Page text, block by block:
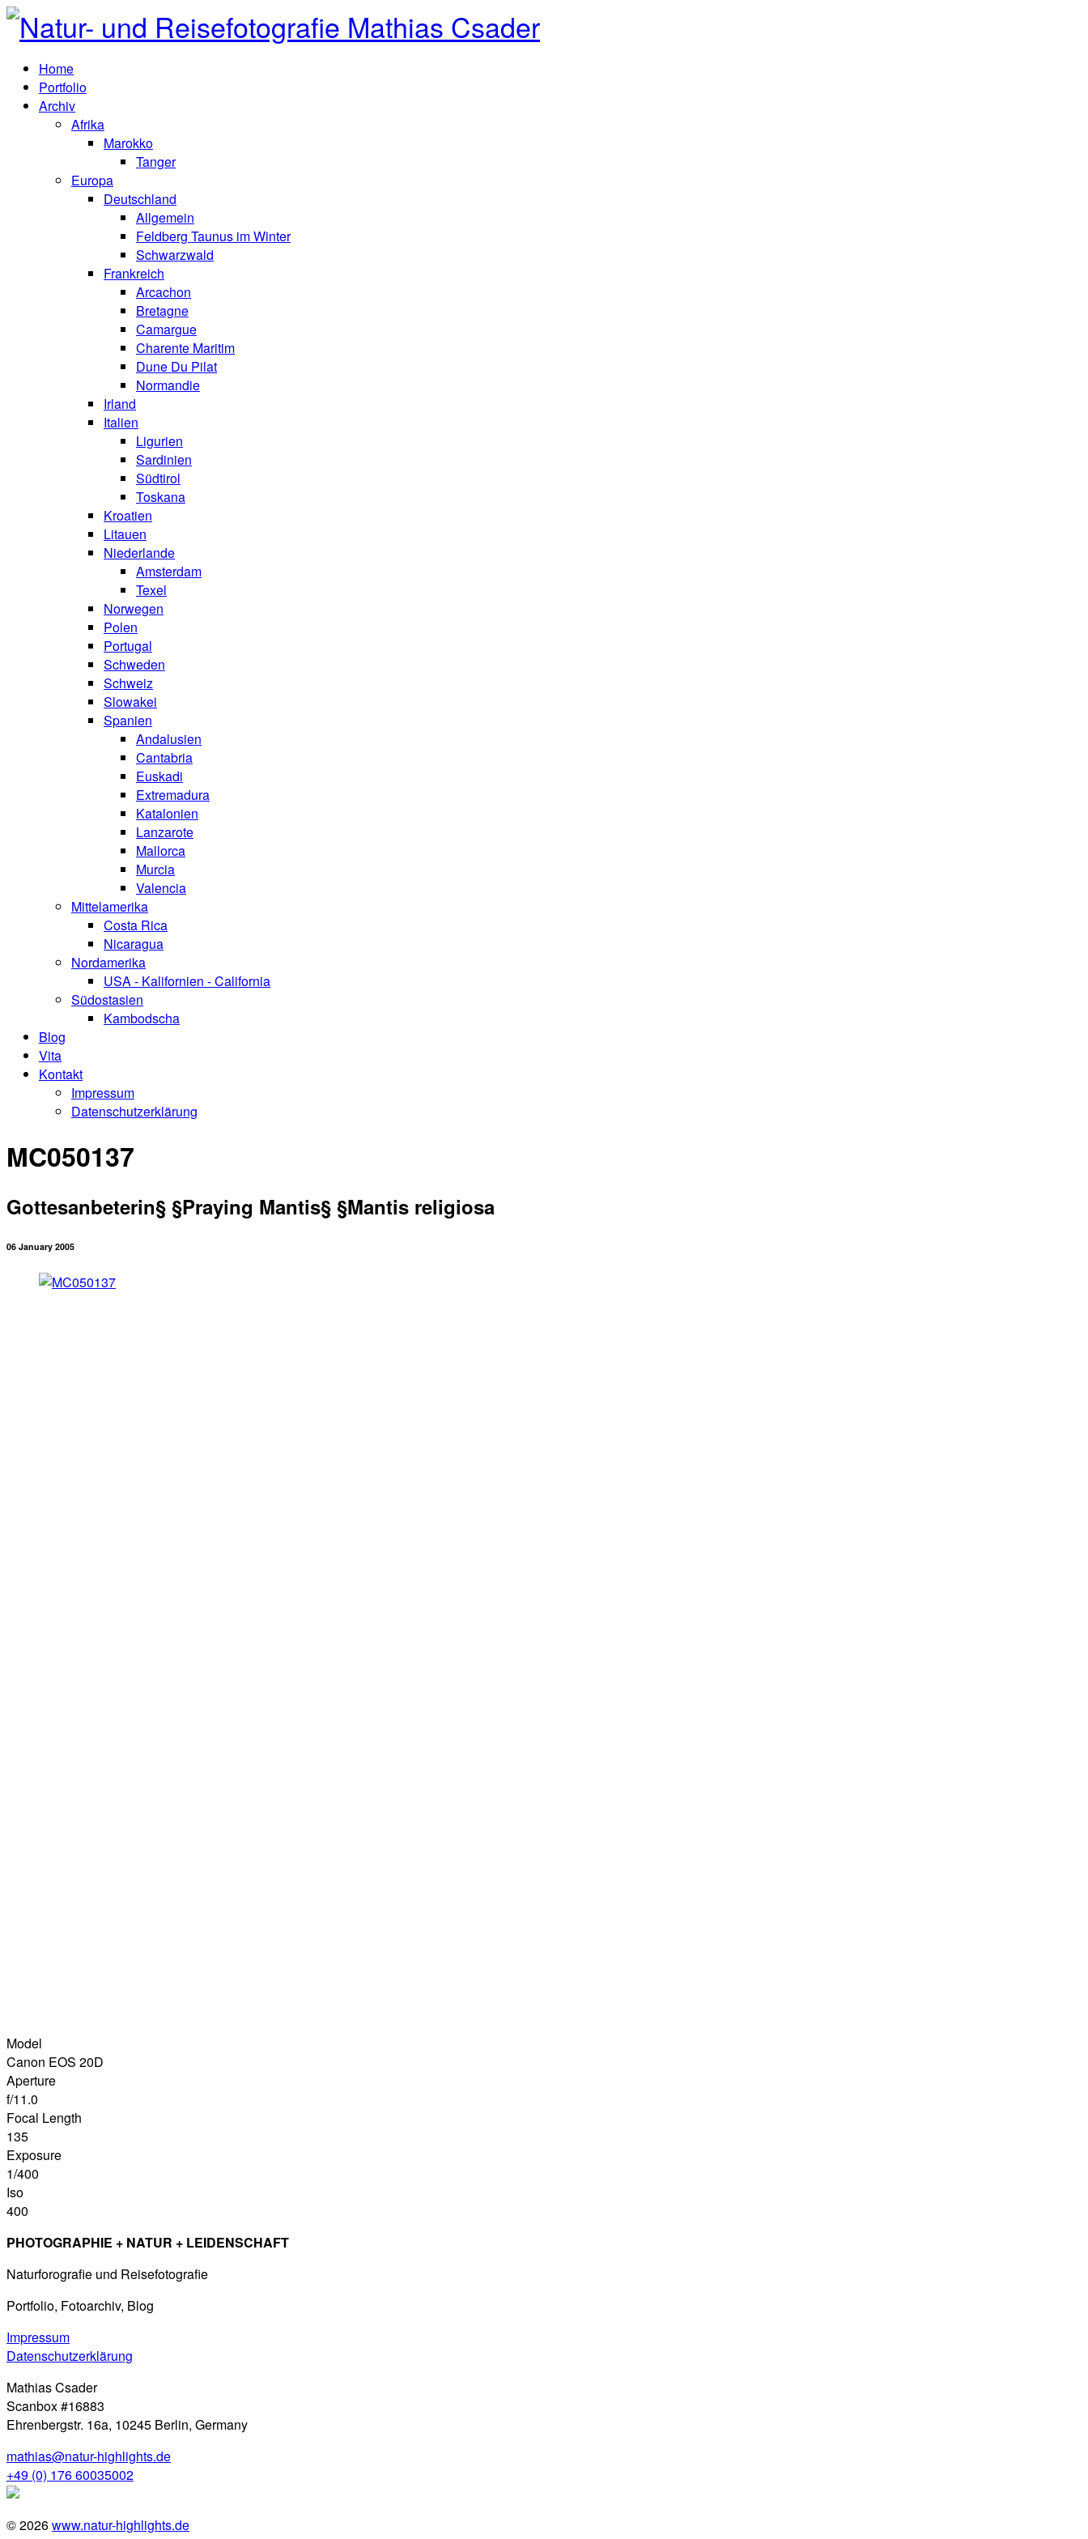
Home
Portfolio
Archiv
Afrika
Marokko
Tanger
Europa
Deutschland
Allgemein
Feldberg Taunus im Winter
Schwarzwald
Frankreich
Arcachon
Bretagne
Camargue
Charente Maritim
Dune Du Pilat
Normandie
Irland
Italien
Ligurien
Sardinien
Südtirol
Toskana
Kroatien
Litauen
Niederlande
Amsterdam
Texel
Norwegen
Polen
Portugal
Schweden
Schweiz
Slowakei
Spanien
Andalusien
Cantabria
Euskadi
Extremadura
Katalonien
Lanzarote
Mallorca
Murcia
Valencia
Mittelamerika
Costa Rica
Nicaragua
Nordamerika
USA - Kalifornien - California
Südostasien
Kambodscha
Blog
Vita
Kontakt
Impressum
Datenschutzerklärung
MC050137
Gottesanbeterin§ §Praying Mantis§ §Mantis religiosa
06 January 2005
Model
Canon EOS 20D
Aperture
f/11.0
Focal Length
135
Exposure
1/400
Iso
400
PHOTOGRAPHIE + NATUR + LEIDENSCHAFT
Naturforografie und Reisefotografie
Portfolio, Fotoarchiv, Blog
Impressum
Datenschutzerklärung
Mathias Csader
Scanbox #16883
Ehrenbergstr. 16a, 10245 Berlin, Germany
mathias@natur-highlights.de
+49 (0) 176 60035002
© 2026www.natur-highlights.de